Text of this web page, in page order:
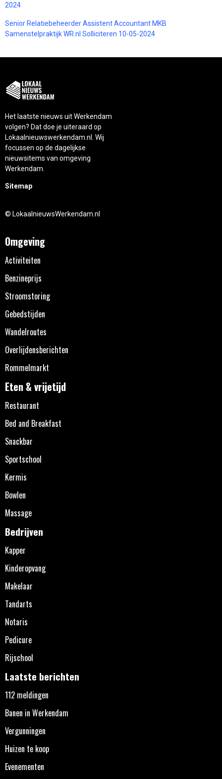
2024
Senior Relatiebeheerder Assistent Accountant MKB
Samenstelpraktijk WR.nl Solliciteren 10-05-2024
Het laatste nieuws uit Werkendam
volgen? Dat doe je uiteraard op
Lokaalnieuwswerkendam.nl. Wij
focussen op de dagelijkse
nieuwsitems van omgeving
Werkendam.
Sitemap
© LokaalnieuwsWerkendam.nl
Omgeving
Activiteiten
Benzineprijs
Stroomstoring
Gebedstijden
Wandelroutes
Overlijdensberichten
Rommelmarkt
Eten & vrijetijd
Restaurant
Bed and Breakfast
Snackbar
Sportschool
Kermis
Bowlen
Massage
Bedrijven
Kapper
Kinderopvang
Makelaar
Tandarts
Notaris
Pedicure
Rijschool
Laatste berichten
112 meldingen
Banen in Werkendam
Vergunningen
Huizen te koop
Evenementen